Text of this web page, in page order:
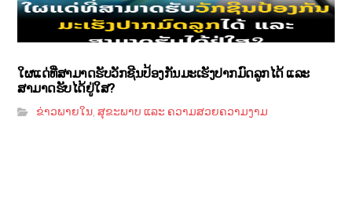
ໃຜແດ່ທີ່ສາມາດຮັບວັກຊີນປ້ອງກັນມະເຮັງປາກມົດລູກໄດ້ ແລະ
ສາມາດຮັບໄດ້ຢູ່ໃສ?
ຂ່າວພາຍໃນ,ສຸຂະພາບ ແລະ ຄວາມສວຍຄວາມງາມ